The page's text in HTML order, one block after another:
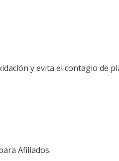
y evita el contagio de
Afiliados